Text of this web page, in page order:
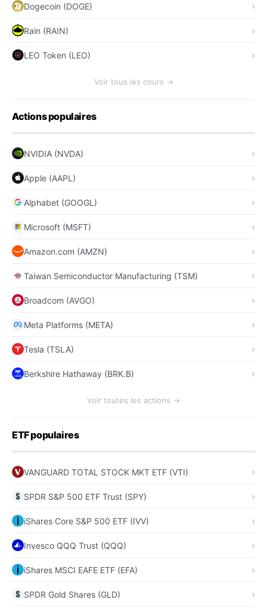
Dogecoin (DOGE)
Rain (RAIN)
LEO Token (LEO)
Voir tous les cours →
Actions populaires
NVIDIA (NVDA)
Apple (AAPL)
Alphabet (GOOGL)
Microsoft (MSFT)
Amazon.com (AMZN)
Taiwan Semiconductor Manufacturing (TSM)
Broadcom (AVGO)
Meta Platforms (META)
Tesla (TSLA)
Berkshire Hathaway (BRK.B)
Voir toutes les actions →
ETF populaires
VANGUARD TOTAL STOCK MKT ETF (VTI)
SPDR S&P 500 ETF Trust (SPY)
iShares Core S&P 500 ETF (IVV)
Invesco QQQ Trust (QQQ)
iShares MSCI EAFE ETF (EFA)
SPDR Gold Shares (GLD)